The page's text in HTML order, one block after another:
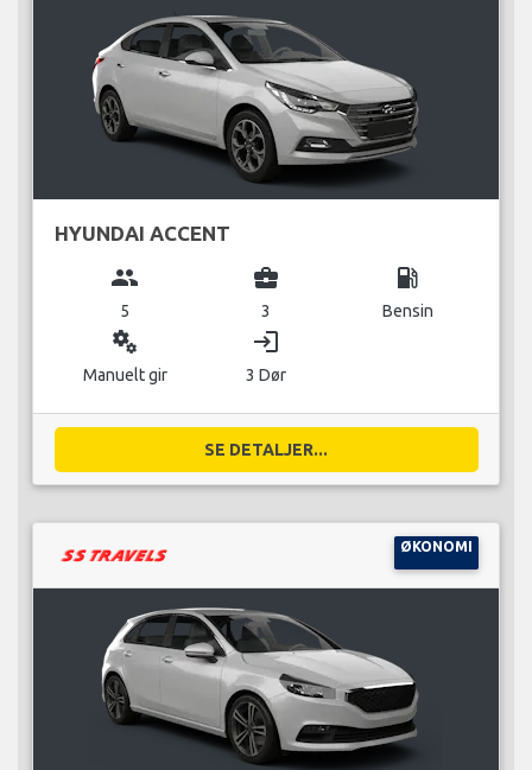
HYUNDAI ACCENT
group
5
business_center
3
local_gas_station
Bensin
miscellaneous_services
Manuelt gir
login
3 Dør
SE DETALJER...
ØKONOMI